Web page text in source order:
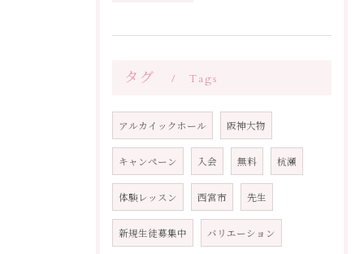
タグ Tags
アルカイックホール 阪神大物
キャンペーン 入会 無料 杭瀬
体験レッスン 西宮市 先生
新規生徒募集中 バリエーション